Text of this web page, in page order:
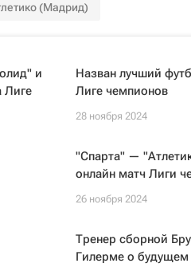
(Мадрид)
и
Лиге
Назван лучший
Лиге чемпионов
28 ноября 2024
"Спарта" —
онлайн матч Лиги
26 ноября 2024
Тренер сборной
Гилерме о будущем